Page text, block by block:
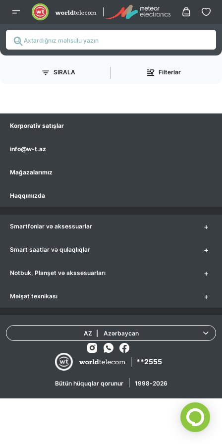
SIRALA Filterlər
Korporativ satışlar
info@w-t.az
Mağazalarımız
Haqqımızda
Smartfonlar və aksessuarlar +
Smart saatlar və qulaqlıqlar +
Notbuk, Planşet və akssesuarları +
Məişət texnikası +
**2555
Bütün hüquqlar qorunur 1998-2026
AZ Azərbaycan